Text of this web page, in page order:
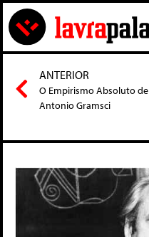
ANTERIOR
O Empirismo Absoluto de
Antonio Gramsci